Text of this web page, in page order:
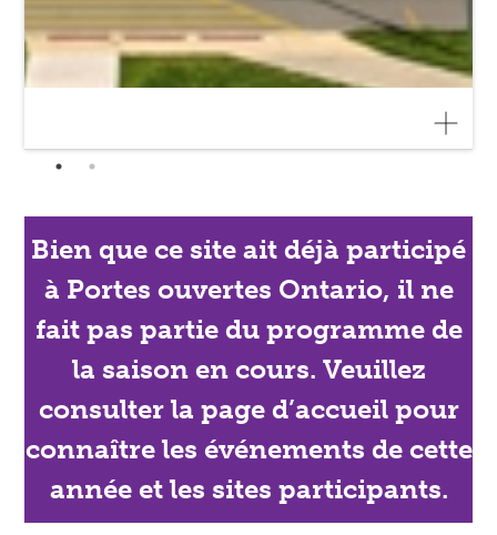
Bien que ce site ait déjà participé
à Portes ouvertes Ontario, il ne
fait pas partie du programme de
la saison en cours. Veuillez
consulter la page d’accueil pour
connaître les événements de cette
année et les sites participants.